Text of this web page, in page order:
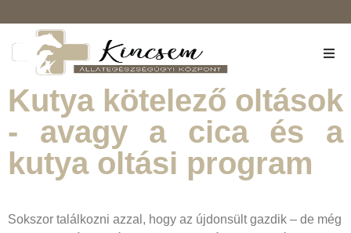
Rólunk
Szolgáltatások
Árlista
Kapcsolat
Kutya kötelező oltások
- avagy a cica és a
kutya oltási program
Sokszor találkozni azzal, hogy az újdonsült gazdik – de még